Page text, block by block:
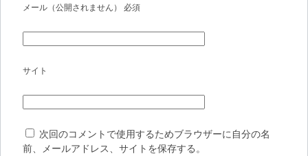
シ
ョ
メール（公開されません） 必須
サイト
次回のコメントで使用するためブラウザーに自分の名
前、メールアドレス、サイトを保存する。